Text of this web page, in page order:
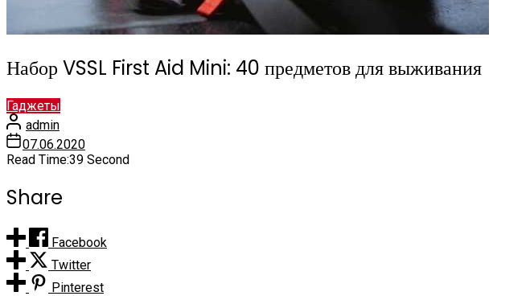
Набор VSSL First Aid Mini: 40 предметов для выживания
Гаджеты
admin
07.06.2020
Read Time:39 Second
Share
Facebook
Twitter
Pinterest